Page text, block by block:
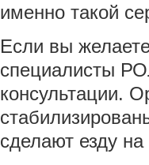
именно такой
Если вы
специалисты
консультации.
сделают езду